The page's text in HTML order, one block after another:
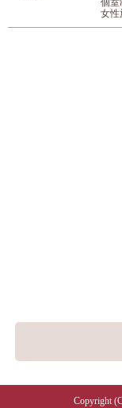
個室
女性
Copyright